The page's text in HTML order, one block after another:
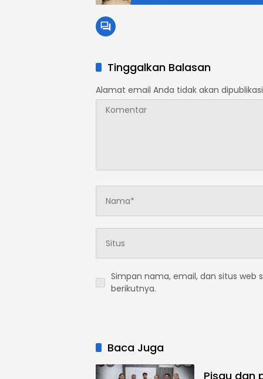
Tinggalkan Balasan
Alamat email Anda tidak akan
Simpan nama, email, dan situs
berikutnya.
Baca Juga
Pisau dan